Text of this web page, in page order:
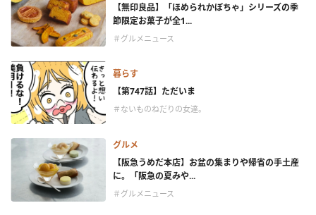
【無印良品】「ほめられかぼちゃ」シリーズの季
節限定お菓子が全1...
＃グルメニュース
暮らす
【第747話】ただいま
＃ないものねだりの女達。
グルメ
【阪急うめだ本店】お盆の集まりや帰省の手土産
に。「阪急の夏みや...
＃グルメニュース